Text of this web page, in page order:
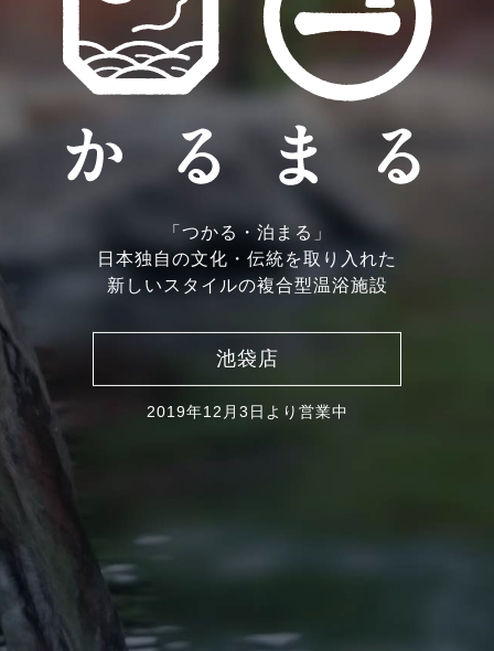
「つかる・泊まる」
日本独自の文化・伝統を取り入れた
新しいスタイルの複合型温浴施設
池袋店
2019年12月3日より営業中